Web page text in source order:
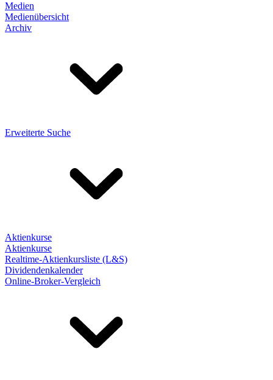
Medien
Medienübersicht
Archiv
Erweiterte Suche
Aktienkurse
Aktienkurse
Realtime-Aktienkursliste (L&S)
Dividendenkalender
Online-Broker-Vergleich